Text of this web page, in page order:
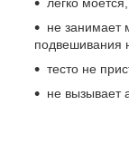
не занимает
подвешивания
тесто не
не вызывает